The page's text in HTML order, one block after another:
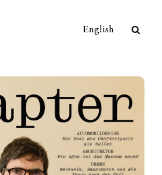
English